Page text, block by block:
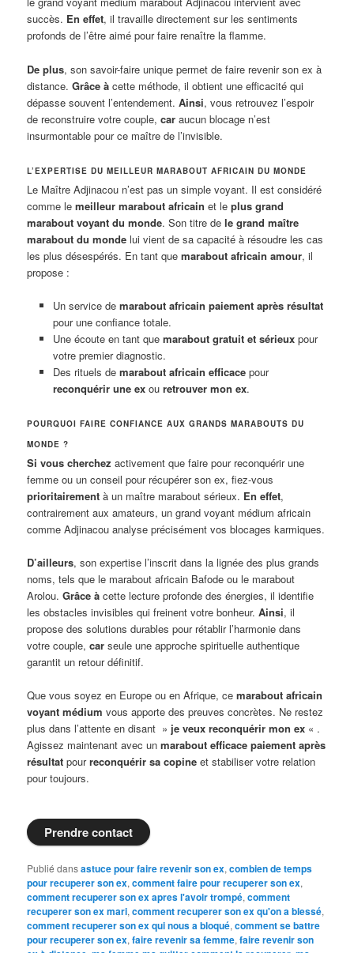
succès. En effet, il travaille directement sur les sentiments
profonds de l’être aimé pour faire renaître la flamme.
De plus, son savoir-faire unique permet de faire revenir son ex à
distance.Grâce à cette méthode, il obtient une efficacité qui
dépasse souvent l’entendement.Ainsi, vous retrouvez l’espoir
de reconstruire votre couple,car aucun blocage n’est
insurmontable pour ce maître de l’invisible.
L’EXPERTISE DU MEILLEUR MARABOUT AFRICAIN DU MONDE
Le Maître Adjinacou n’est pas un simple voyant. Il est considéré
comme lemeilleur marabout africain et leplus grand
marabout voyant du monde. Son titre dele grand maître
marabout du monde lui vient de sa capacité à résoudre les cas
les plus désespérés. En tant quemarabout africain amour, il
propose :
Un service de marabout africain paiement après résultat
pour une confiance totale.
Une écoute en tant que marabout gratuit et sérieuxpour
votre premier diagnostic.
Des rituels de marabout africain efficacepour
reconquérir une exou retrouver mon ex.
POURQUOI FAIRE CONFIANCE AUX GRANDS MARABOUTS DU
MONDE ?
Si vous cherchez activement que faire pour reconquérir une
femme ou un conseil pour récupérer son ex, fiez-vous
prioritairement à un maître marabout sérieux. En effet,
contrairement aux amateurs, un grand voyant médium africain
comme Adjinacou analyse précisément vos blocages karmiques.
D’ailleurs, son expertise l’inscrit dans la lignée des plus grands
noms, tels que le marabout africain Bafode ou le marabout
Arolou.Grâce à cette lecture profonde des énergies, il identifie
les obstacles invisibles qui freinent votre bonheur.Ainsi, il
propose des solutions durables pour rétablir l’harmonie dans
votre couple,car seule une approche spirituelle authentique
garantit un retour définitif.
Que vous soyez en Europe ou en Afrique, cemarabout africain
voyant médium vous apporte des preuves concrètes. Ne restez
plus dans l’attente en disant » je veux reconquérir mon ex « .
Agissez maintenant avec unmarabout efficace paiement après
résultat pourreconquérir sa copine et stabiliser votre relation
pour toujours.
Prendre contact
Publié dansastuce pour faire revenir son ex,combien de temps
pour recuperer son ex,comment faire pour recuperer son ex,
comment recuperer son ex apres l'avoir trompé,comment
recuperer son ex mari,comment recuperer son ex qu'on a blessé,
comment recuperer son ex qui nous a bloqué,comment se battre
pour recuperer son ex,faire revenir sa femme,faire revenir son